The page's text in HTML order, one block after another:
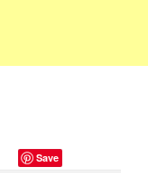
Save